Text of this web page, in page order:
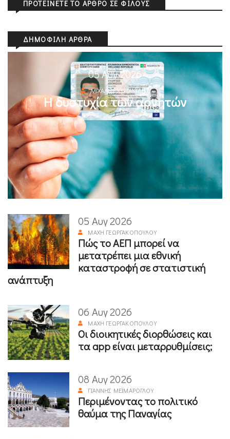
ΠΡΟΤΕΊΝΕΤΕ ΤΟ ΆΡΘΡΟ ΣΕ ΦΊΛΟΥΣ
ΔΗΜΟΦΙΛΉ ΆΡΘΡΑ
05 Αυγ 2026
ΜΙΧΆΛΗΣ ΚΥΡΙΑΚΊΔΗΣ
Η δυστυχία των αρνητών
05 Αυγ 2026
ΜΆΧΗ ΓΕΩΡΓΑΚΟΠΟΎΛΟΥ
Πώς το ΑΕΠ μπορεί να
μετατρέπει μια εθνική
καταστροφή σε στατιστική
ανάπτυξη
06 Αυγ 2026
ΜΆΧΗ ΓΕΩΡΓΑΚΟΠΟΎΛΟΥ
Οι διοικητικές διορθώσεις και
τα app είναι μεταρρυθμίσεις;
08 Αυγ 2026
ΓΙΆΝΝΗΣ ΜΕΪΜΆΡΟΓΛΟΥ
Περιμένοντας το πολιτικό
θαύμα της Παναγίας